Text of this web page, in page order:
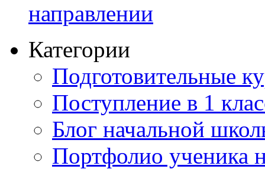
направлении
Категории
Подготовительные
Поступление в 1
Блог начальной
Портфолио ученика